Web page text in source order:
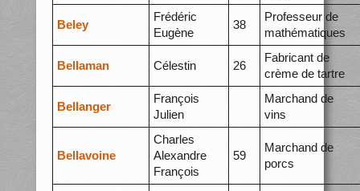
Beley
Frédéric
Eugène
38
Professeur de
mathématiques
Bellaman Célestin 26
Fabricant de
crème de tartre
Bellanger
François
Julien
Marchand de
vins
Bellavoine
Charles
Alexandre
François
59
Marchand de
porcs